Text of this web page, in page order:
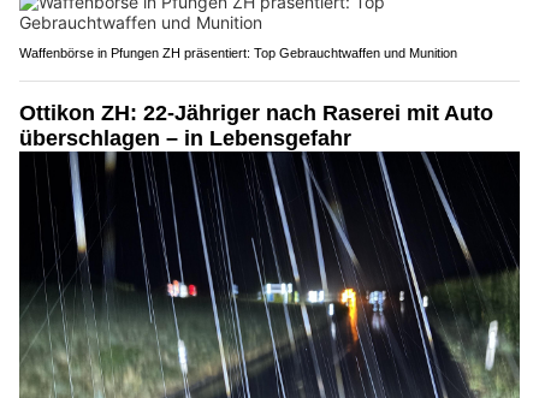
Waffenbörse in Pfungen ZH präsentiert: Top Gebrauchtwaffen und Munition
Ottikon ZH: 22-Jähriger nach Raserei mit Auto
überschlagen – in Lebensgefahr